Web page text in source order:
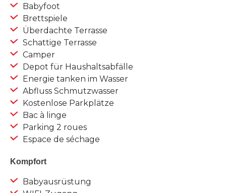
Babyfoot
Brettspiele
Überdachte Terrasse
Schattige Terrasse
Camper
Depot für Haushaltsabfälle
Energie tanken im Wasser
Abfluss Schmutzwasser
Kostenlose Parkplätze
Bac à linge
Parking 2 roues
Espace de séchage
Kompfort
Babyausrüstung